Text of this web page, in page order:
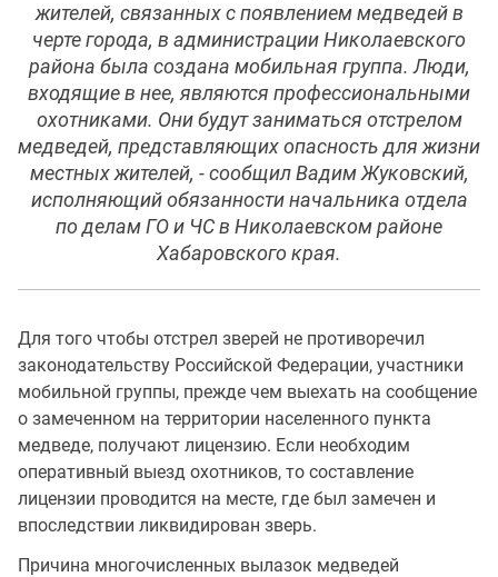
жителей, связанных с появлением медведей в
черте города, в администрации Николаевского
района была создана мобильная группа. Люди,
входящие в нее, являются профессиональными
охотниками. Они будут заниматься отстрелом
медведей, представляющих опасность для жизни
местных жителей, - сообщил Вадим Жуковский,
исполняющий обязанности начальника отдела
по делам ГО и ЧС в Николаевском районе
Хабаровского края.
Для того чтобы отстрел зверей не противоречил
законодательству Российской Федерации, участники
мобильной группы, прежде чем выехать на сообщение
о замеченном на территории населенного пункта
медведе, получают лицензию. Если необходим
оперативный выезд охотников, то составление
лицензии проводится на месте, где был замечен и
впоследствии ликвидирован зверь.
Причина многочисленных вылазок медведей